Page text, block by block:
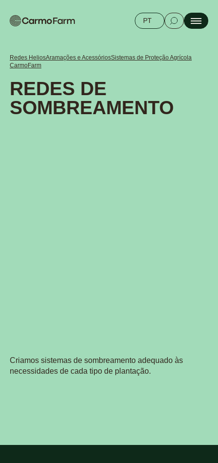
PT
Redes HeliosAramações e AcessóriosSistemas de Proteção Agrícola
CarmoFarm
REDES DE
SOMBREAMENTO
Criamos sistemas de sombreamento adequado às
necessidades de cada tipo de plantação.